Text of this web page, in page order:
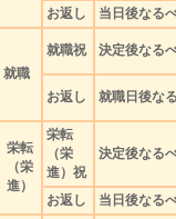
お返し
当日後なる
就職
就職祝 決定後なる
お返し 就職日後な
栄転
（栄
進）
栄転
（栄
進）祝
決定後なる
お返し
当日後なる